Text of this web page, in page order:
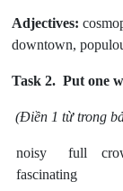
Adjectives:
downtown,
Task 2.Put one
(Điền 1 từ trong
noisy full
fascinating